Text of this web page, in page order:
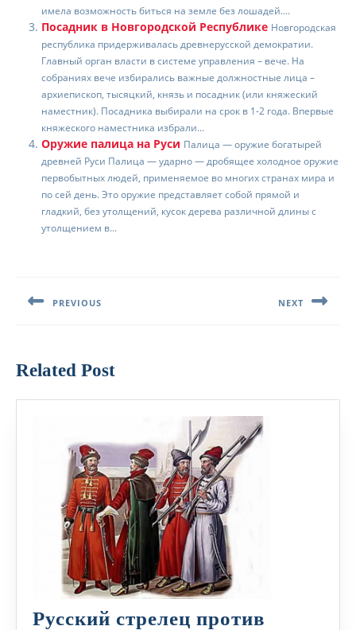
имела возможность биться на земле без лошадей....
Посадник в Новгородской Республике Новгородская
республика придерживалась древнерусской демократии.
Главный орган власти в системе управления – вече. На
собраниях вече избирались важные должностные лица –
архиепископ, тысяцкий, князь и посадник (или княжеский
наместник). Посадника выбирали на срок в 1-2 года. Впервые
княжеского наместника избрали...
Оружие палица на Руси Палица — оружие богатырей
древней Руси Палица — ударно — дробящее холодное оружие
первобытных людей, применяемое во многих странах мира и
по сей день. Это оружие представляет собой прямой и
гладкий, без утолщений, кусок дерева различной длины с
утолщением в...
записям
PREVIOUS NEXT
Related Post
Русский стрелец против